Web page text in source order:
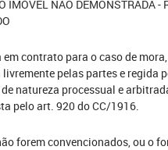
IMÓVEL NÃO DEMONSTRADA -
contrato para o caso de
pelas partes e regida
natureza processual e
pelo art. 920 do CC/1916.
forem convencionados, ou o